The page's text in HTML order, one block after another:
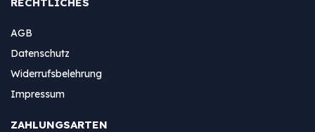
AGB
Datenschutz
Widerrufsbelehrung
Impressum
ZAHLUNGSARTEN